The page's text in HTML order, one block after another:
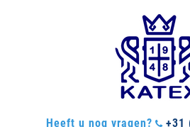
Heeft u nog vragen? +31